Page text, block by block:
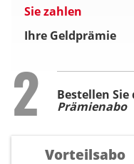
Sie zahlen
Ihre Geldprämie
Step
2 Bestellen
Prämienabo
Vorteilsabo